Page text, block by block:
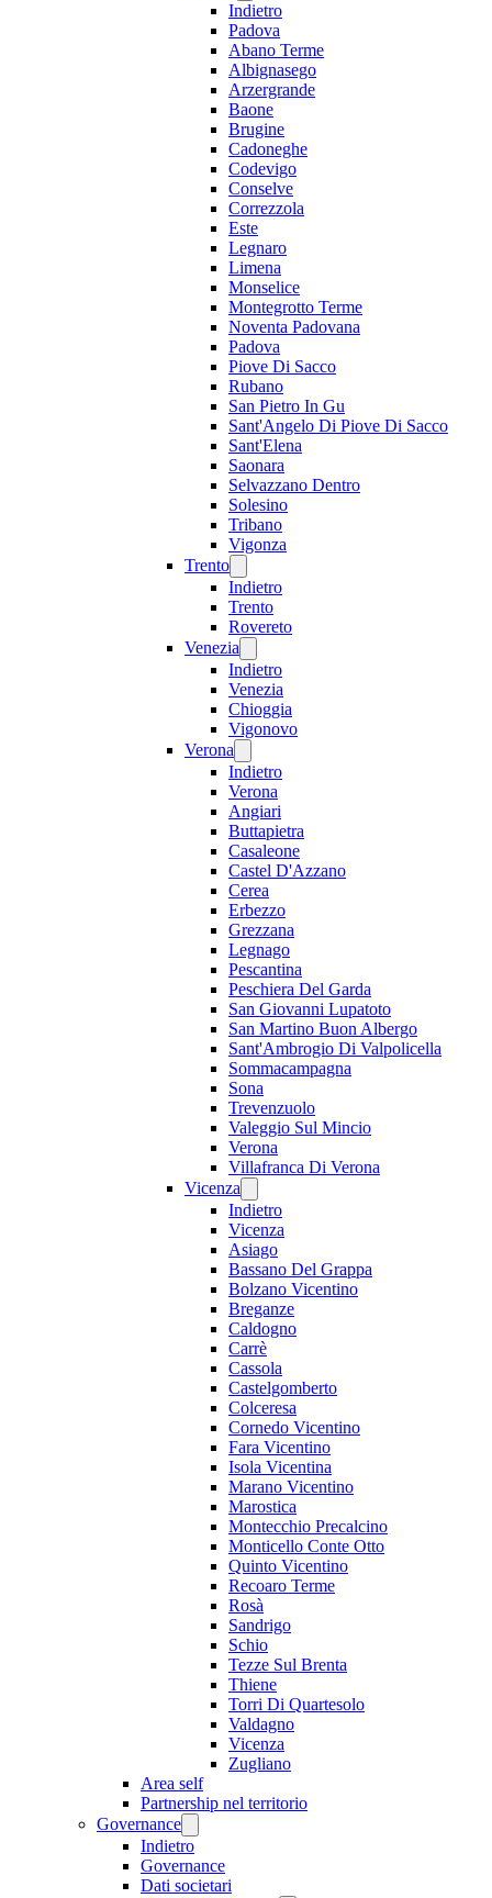
Indietro
Padova
Abano Terme
Albignasego
Arzergrande
Baone
Brugine
Cadoneghe
Codevigo
Conselve
Correzzola
Este
Legnaro
Limena
Monselice
Montegrotto Terme
Noventa Padovana
Padova
Piove Di Sacco
Rubano
San Pietro In Gu
Sant'Angelo Di Piove Di Sacco
Sant'Elena
Saonara
Selvazzano Dentro
Solesino
Tribano
Vigonza
Trento
Indietro
Trento
Rovereto
Venezia
Indietro
Venezia
Chioggia
Vigonovo
Verona
Indietro
Verona
Angiari
Buttapietra
Casaleone
Castel D'Azzano
Cerea
Erbezzo
Grezzana
Legnago
Pescantina
Peschiera Del Garda
San Giovanni Lupatoto
San Martino Buon Albergo
Sant'Ambrogio Di Valpolicella
Sommacampagna
Sona
Trevenzuolo
Valeggio Sul Mincio
Verona
Villafranca Di Verona
Vicenza
Indietro
Vicenza
Asiago
Bassano Del Grappa
Bolzano Vicentino
Breganze
Caldogno
Carrè
Cassola
Castelgomberto
Colceresa
Cornedo Vicentino
Fara Vicentino
Isola Vicentina
Marano Vicentino
Marostica
Montecchio Precalcino
Monticello Conte Otto
Quinto Vicentino
Recoaro Terme
Rosà
Sandrigo
Schio
Tezze Sul Brenta
Thiene
Torri Di Quartesolo
Valdagno
Vicenza
Zugliano
Area self
Partnership nel territorio
Governance
Indietro
Governance
Dati societari